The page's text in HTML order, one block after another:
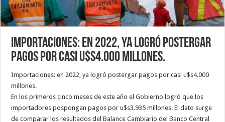
Importaciones: en 2022, ya logró postergar
pagos por casi u$s4.000 millones.
Importaciones: en 2022, ya logró postergar pagos por casi u$s4.000
millones.
En los primeros cinco meses de este año el Gobierno logró que los
importadores pospongan pagos por u$s3.935 millones. El dato surge
de comparar los resultados del Balance Cambiario del Banco Central